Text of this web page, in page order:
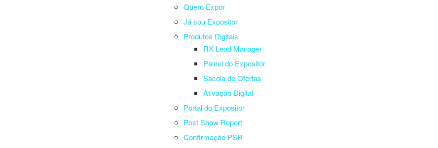
Quero Expor
Já sou Expositor
Produtos Digitais
RX Lead Manager
Painel do Expositor
Sacola de Ofertas
Ativação Digital
Portal do Expositor
Post Show Report
Confirmação PSR